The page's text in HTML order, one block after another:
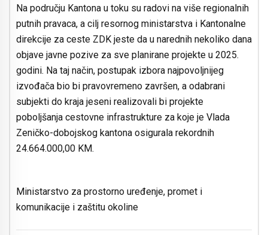
Na području Kantona u toku su radovi na više regionalnih
putnih pravaca, a cilj resornog ministarstva i Kantonalne
direkcije za ceste ZDK jeste da u narednih nekoliko dana
objave javne pozive za sve planirane projekte u 2025.
godini. Na taj način, postupak izbora najpovoljnijeg
izvođača bio bi pravovremeno završen, a odabrani
subjekti do kraja jeseni realizovali bi projekte
poboljšanja cestovne infrastrukture za koje je Vlada
Zeničko-dobojskog kantona osigurala rekordnih
24.664.000,00 KM.
Ministarstvo za prostorno uređenje, promet i
komunikacije i zaštitu okoline